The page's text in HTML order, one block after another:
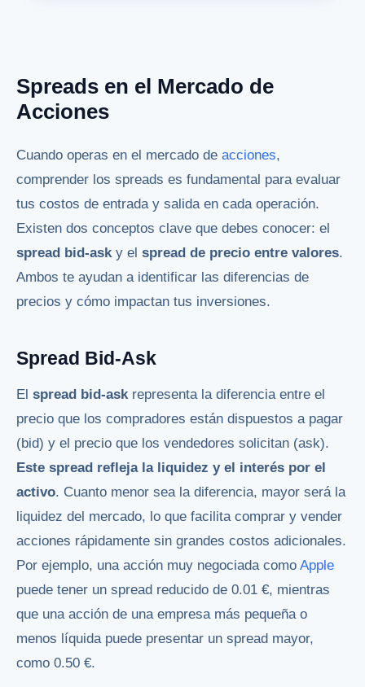
Spreads en el Mercado de
Acciones
Cuando operas en el mercado de acciones,
comprender los spreads es fundamental para evaluar
tus costos de entrada y salida en cada operación.
Existen dos conceptos clave que debes conocer: el
spread bid-asky el spread de precio entre valores.
Ambos te ayudan a identificar las diferencias de
precios y cómo impactan tus inversiones.
Spread Bid-Ask
El spread bid-askrepresenta la diferencia entre el
precio que los compradores están dispuestos a pagar
(bid) y el precio que los vendedores solicitan (ask).
Este spread refleja la liquidez y el interés por el
activo. Cuanto menor sea la diferencia, mayor será la
liquidez del mercado, lo que facilita comprar y vender
acciones rápidamente sin grandes costos adicionales.
Por ejemplo, una acción muy negociada como Apple
puede tener un spread reducido de 0.01 €, mientras
que una acción de una empresa más pequeña o
menos líquida puede presentar un spread mayor,
como 0.50 €.